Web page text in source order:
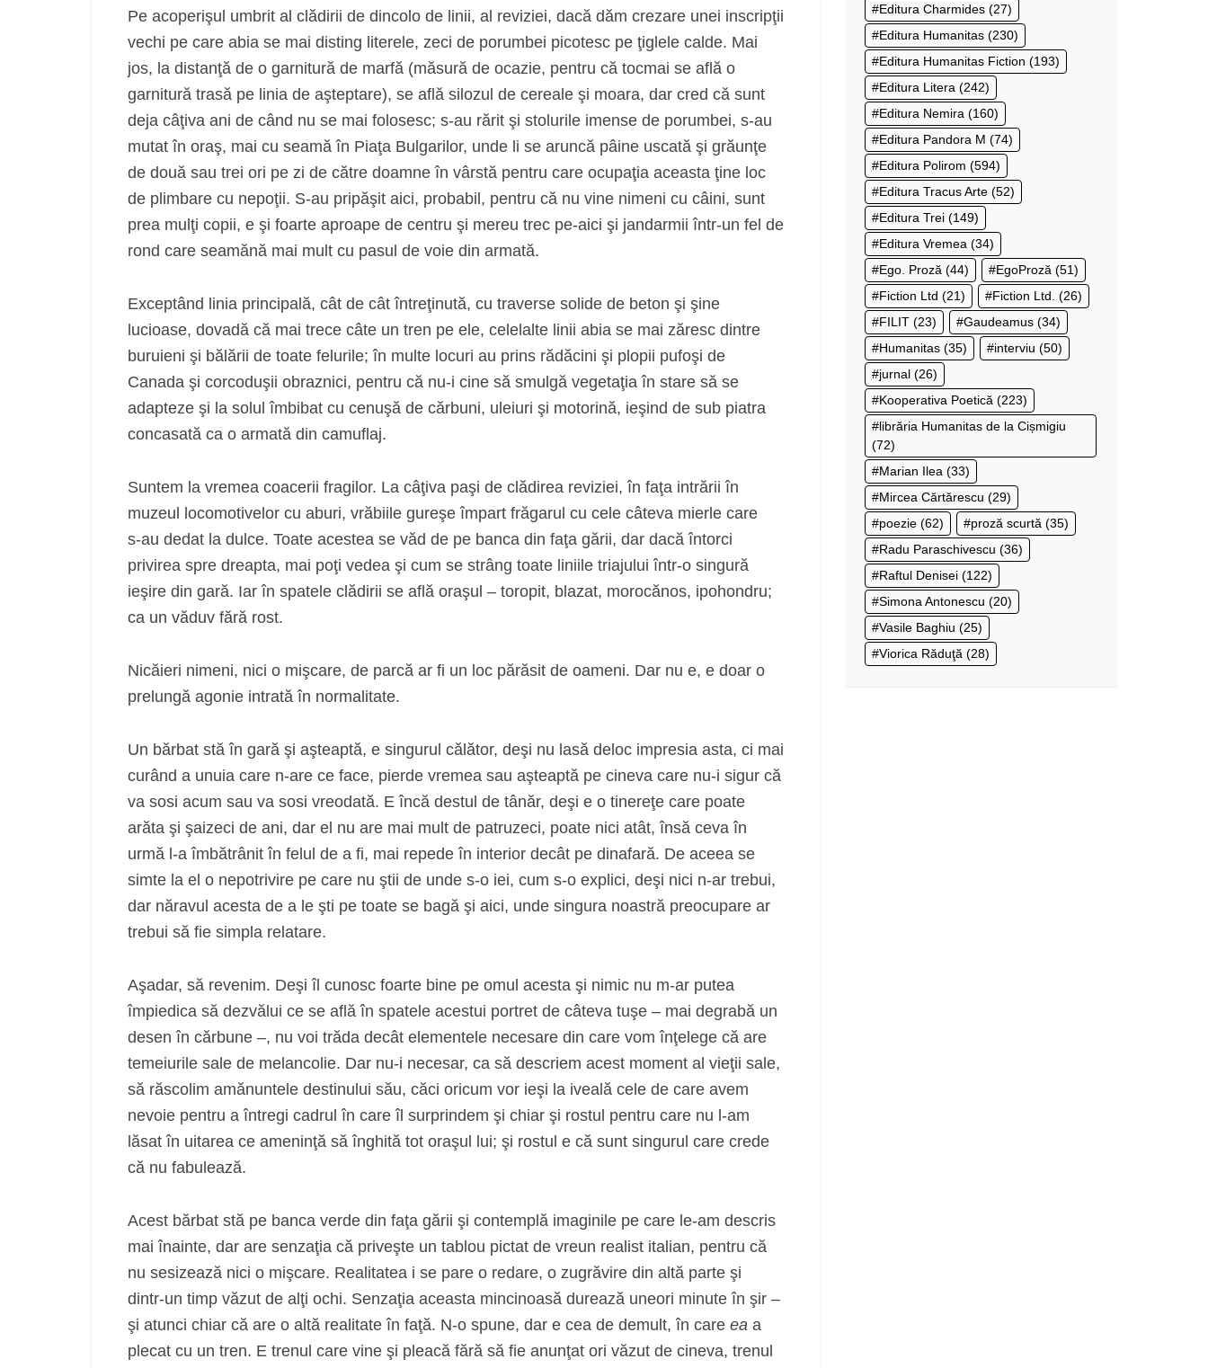
Pe acoperişul umbrit al clădirii de dincolo de linii, al reviziei, dacă dăm crezare unei inscripţii
vechi pe care abia se mai disting literele, zeci de porumbei picotesc pe ţiglele calde. Mai
jos, la distanţă de o garnitură de marfă (măsură de ocazie, pentru că tocmai se află o
garnitură trasă pe linia de aşteptare), se află silozul de cereale şi moara, dar cred că sunt
deja câţiva ani de când nu se mai folosesc; s‑au rărit şi stolurile imense de porumbei, s‑au
mutat în oraş, mai cu seamă în Piaţa Bulgarilor, unde li se aruncă pâine uscată şi grăunţe
de două sau trei ori pe zi de către doamne în vârstă pentru care ocupaţia aceasta ţine loc
de plimbare cu nepoţii. S‑au pripăşit aici, probabil, pentru că nu vine nimeni cu câini, sunt
prea mulţi copii, e şi foarte aproape de centru şi mereu trec pe‑aici şi jandarmii într‑un fel de
rond care seamănă mai mult cu pasul de voie din armată.
Exceptând linia principală, cât de cât întreţinută, cu traverse solide de beton şi şine
lucioase, dovadă că mai trece câte un tren pe ele, celelalte linii abia se mai zăresc dintre
buruieni şi bălării de toate felurile; în multe locuri au prins rădăcini şi plopii pufoşi de
Canada şi corcoduşii obraznici, pentru că nu‑i cine să smulgă vegetaţia în stare să se
adapteze şi la solul îmbibat cu cenuşă de cărbuni, uleiuri şi motorină, ieşind de sub piatra
concasată ca o armată din camuflaj.
Suntem la vremea coacerii fragilor. La câţiva paşi de clădirea reviziei, în faţa intrării în
muzeul locomotivelor cu aburi, vrăbiile gureşe împart frăgarul cu cele câteva mierle care
s‑au dedat la dulce. Toate acestea se văd de pe banca din faţa gării, dar dacă întorci
privirea spre dreapta, mai poţi vedea şi cum se strâng toate liniile triajului într‑o singură
ieşire din gară. Iar în spatele clădirii se află oraşul – toropit, blazat, morocănos, ipohondru;
ca un văduv fără rost.
Nicăieri nimeni, nici o mişcare, de parcă ar fi un loc părăsit de oameni. Dar nu e, e doar o
prelungă agonie intrată în normalitate.
Un bărbat stă în gară şi aşteaptă, e singurul călător, deşi nu lasă deloc impresia asta, ci mai
curând a unuia care n‑are ce face, pierde vremea sau aşteaptă pe cineva care nu‑i sigur că
va sosi acum sau va sosi vreodată. E încă destul de tânăr, deşi e o tinereţe care poate
arăta şi şaizeci de ani, dar el nu are mai mult de patruzeci, poate nici atât, însă ceva în
urmă l‑a îmbătrânit în felul de a fi, mai repede în interior decât pe dinafară. De aceea se
simte la el o nepotrivire pe care nu ştii de unde s‑o iei, cum s‑o explici, deşi nici n‑ar trebui,
dar năravul acesta de a le şti pe toate se bagă şi aici, unde singura noastră preocupare ar
trebui să fie simpla relatare.
Aşadar, să revenim. Deşi îl cunosc foarte bine pe omul acesta şi nimic nu m‑ar putea
împiedica să dezvălui ce se află în spatele acestui portret de câteva tuşe – mai degrabă un
desen în cărbune –, nu voi trăda decât elementele necesare din care vom înţelege că are
temeiurile sale de melancolie. Dar nu‑i necesar, ca să descriem acest moment al vieţii sale,
să răscolim amănuntele destinului său, căci oricum vor ieşi la iveală cele de care avem
nevoie pentru a întregi cadrul în care îl surprindem şi chiar şi rostul pentru care nu l‑am
lăsat în uitarea ce ameninţă să înghită tot oraşul lui; şi rostul e că sunt singurul care crede
că nu fabulează.
Acest bărbat stă pe banca verde din faţa gării şi contemplă imaginile pe care le‑am descris
mai înainte, dar are senzaţia că priveşte un tablou pictat de vreun realist italian, pentru că
nu sesizează nici o mişcare. Realitatea i se pare o redare, o zugrăvire din altă parte şi
dintr‑un timp văzut de alţi ochi. Senzaţia aceasta mincinoasă durează uneori minute în şir –
şi atunci chiar că are o altă realitate în faţă. N‑o spune, dar e cea de demult, în care ea a
plecat cu un tren. E trenul care vine şi pleacă fără să fie anunţat ori văzut de cineva, trenul
Editura Charmides (27)
Editura Humanitas (230)
Editura Humanitas Fiction (193)
Editura Litera (242)
Editura Nemira (160)
Editura Pandora M (74)
Editura Polirom (594)
Editura Tracus Arte (52)
Editura Trei (149)
Editura Vremea (34)
Ego. Proză (44) EgoProză (51)
Fiction Ltd (21) Fiction Ltd. (26)
FILIT (23) Gaudeamus (34)
Humanitas (35) interviu (50)
jurnal (26)
Kooperativa Poetică (223)
librăria Humanitas de la Cișmigiu
(72)
Marian Ilea (33)
Mircea Cărtărescu (29)
poezie (62) proză scurtă (35)
Radu Paraschivescu (36)
Raftul Denisei (122)
Simona Antonescu (20)
Vasile Baghiu (25)
Viorica Răduţă (28)